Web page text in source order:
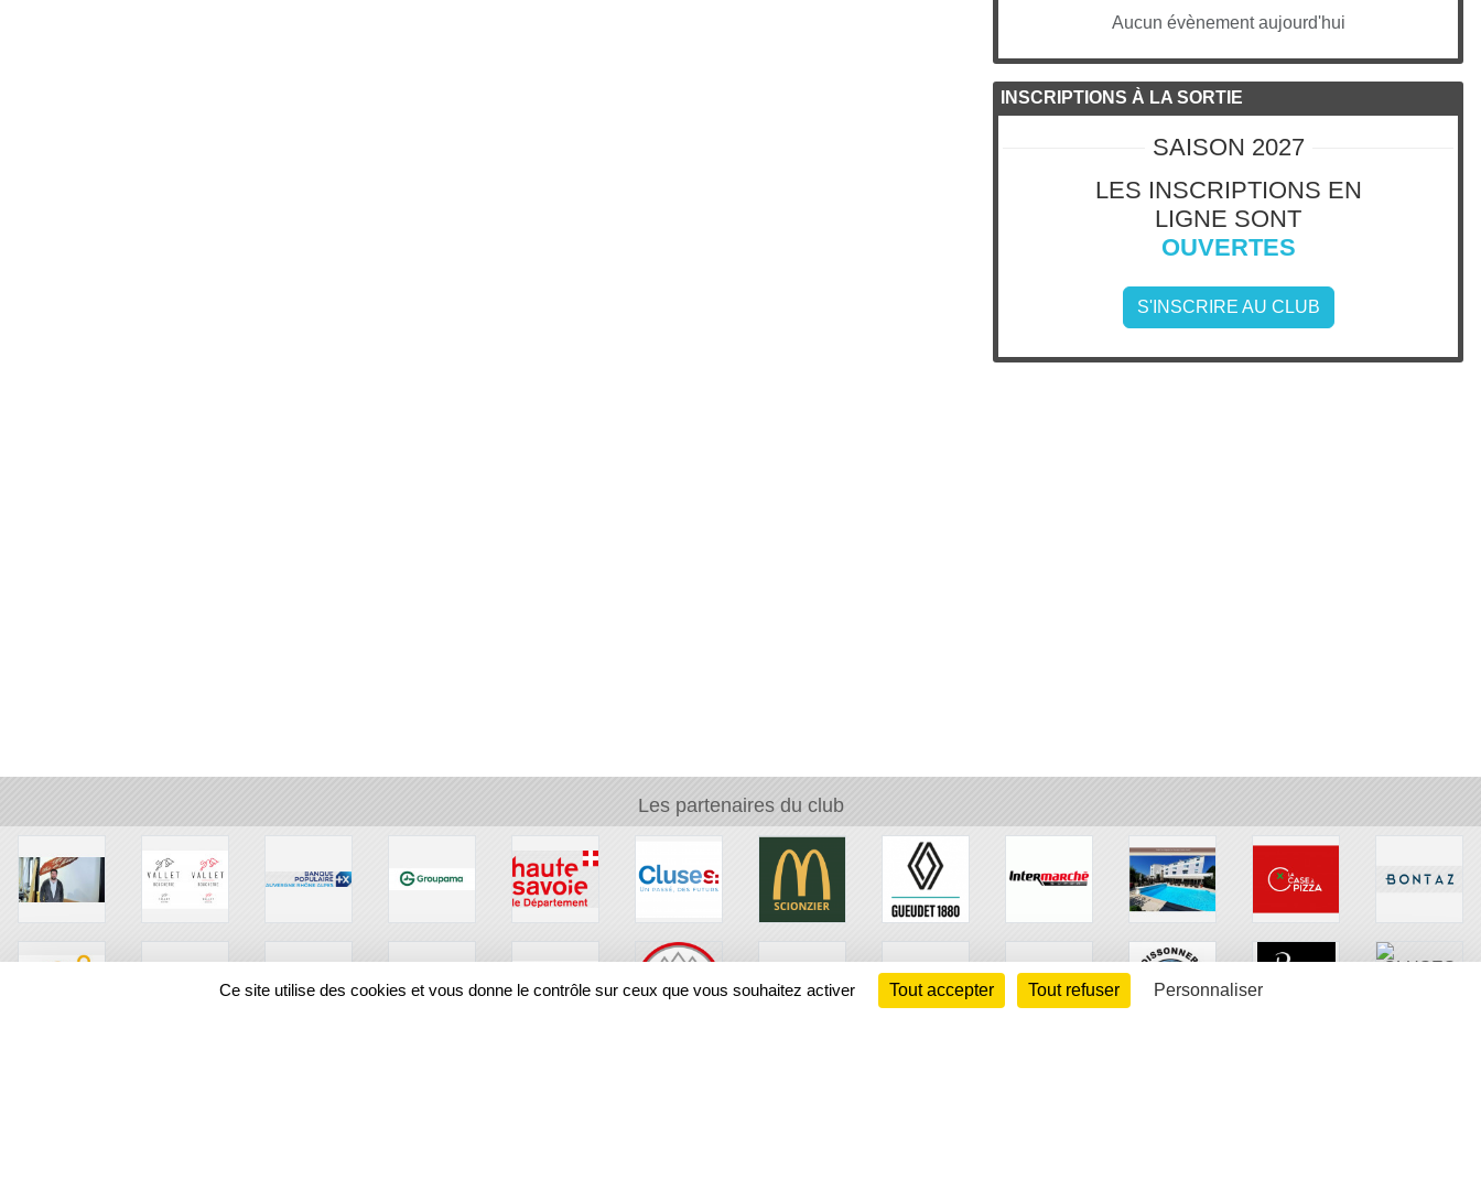
Aucun évènement aujourd'hui
INSCRIPTIONS À LA SORTIE
SAISON 2027
LES INSCRIPTIONS EN
LIGNE SONT
OUVERTES
S'INSCRIRE AU CLUB
Les partenaires du club
Ce site utilise des cookies et vous donne le contrôle sur ceux que vous souhaitez activer Tout accepter Tout refuser Personnaliser